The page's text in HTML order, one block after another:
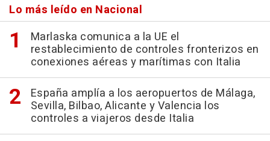
Lo más leído en Nacional
Marlaska comunica a la UE el
restablecimiento de controles fronterizos en
conexiones aéreas y marítimas con Italia
España amplía a los aeropuertos de Málaga,
Sevilla, Bilbao, Alicante y Valencia los
controles a viajeros desde Italia